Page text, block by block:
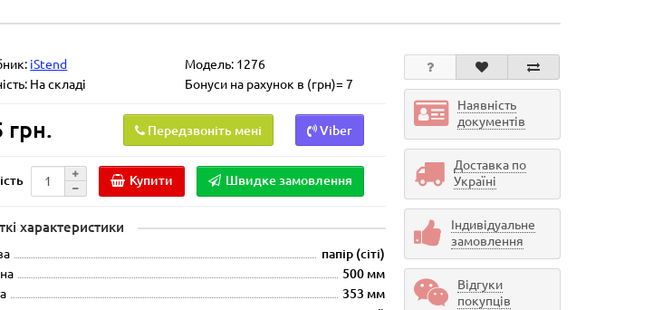
iStend Модель: 1276
На складі
Бонуси на рахунок в (грн)= 7
грн. Viber
Передзвоніть мені
Купити Швидке замовлення
характеристики
папір (сіті)
500 мм
353 мм
Наявність
документів
Доставка по
Україні
Індивідуальне
замовлення
Відгуки
покупців